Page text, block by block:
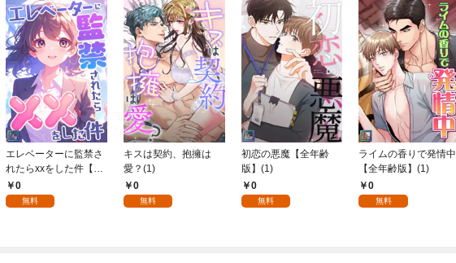
エレベーターに監禁さ
れたらxxをした件【全
年齢版】(1)
0
無料
キスは契約、抱擁は
愛？(1)
0
無料
初恋の悪魔【全年齢
版】(1)
0
無料
ライムの香りで発情中
【全年齢版】(1)
0
無料